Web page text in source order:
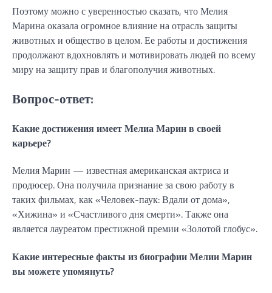
Поэтому можно с уверенностью сказать, что Мелия
Марина оказала огромное влияние на отрасль защиты
животных и общество в целом. Ее работы и достижения
продолжают вдохновлять и мотивировать людей по всему
миру на защиту прав и благополучия животных.
Вопрос-ответ:
Какие достижения имеет Мелиа Марин в своей
карьере?
Мелия Марин — известная американская актриса и
продюсер. Она получила признание за свою работу в
таких фильмах, как «Человек-паук: Вдали от дома»,
«Хижина» и «Счастливого дня смерти». Также она
является лауреатом престижной премии «Золотой глобус».
Какие интересные факты из биографии Мелии Марин
вы можете упомянуть?